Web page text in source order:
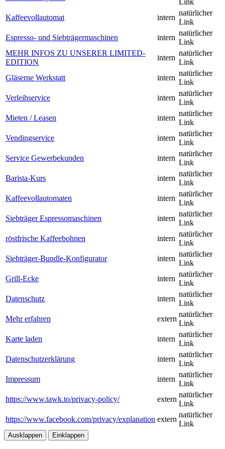
Link
Kaffeevollautomat
intern
natürlicher
Link
Espresso- und Siebträgermaschinen
intern
natürlicher
Link
MEHR INFOS ZU UNSERER LIMITED-
EDITION
intern
natürlicher
Link
Gläserne Werkstatt
intern
natürlicher
Link
Verleihservice
intern
natürlicher
Link
Mieten / Leasen
intern
natürlicher
Link
Vendingservice
intern
natürlicher
Link
Service Gewerbekunden
intern
natürlicher
Link
Barista-Kurs
intern
natürlicher
Link
Kaffeevollautomaten
intern
natürlicher
Link
Siebträger Espressomaschinen
intern
natürlicher
Link
röstfrische Kaffeebohnen
intern
natürlicher
Link
Siebträger-Bundle-Konfigurator
intern
natürlicher
Link
Grill-Ecke
intern
natürlicher
Link
Datenschutz
intern
natürlicher
Link
Mehr erfahren
extern
natürlicher
Link
Karte laden
intern
natürlicher
Link
Datenschutzerklärung
intern
natürlicher
Link
Impressum
intern
natürlicher
Link
https://www.tawk.to/privacy-policy/
extern
natürlicher
Link
https://www.facebook.com/privacy/explanation extern
natürlicher
Link
Ausklappen Einklappen